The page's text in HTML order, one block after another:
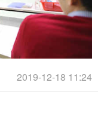
2019-12-18 11:24